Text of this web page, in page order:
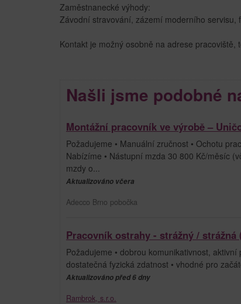
Zaměstnanecké výhody:
Závodní stravování, zázemí moderního servisu,
Kontakt je možný osobně na adrese pracoviště,
Našli jsme podobné
Montážní pracovník ve výrobě –
Požadujeme • Manuální zručnost • Ochotu
Nabízíme • Nástupní mzda 30 800 Kč/měsíc
mzdy o...
Aktualizováno včera
Adecco Brno pobočka
Pracovník ostrahy - strážný / strážná
Požadujeme • dobrou komunikativnost,
dostatečná fyzická zdatnost • vhodné pro
Aktualizováno před 6 dny
Rambrok, s.r.o.